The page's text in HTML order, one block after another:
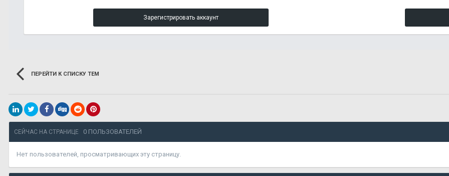
Зарегистрировать аккаунт
ПЕРЕЙТИ К СПИСКУ ТЕМ
СЕЙЧАС НА СТРАНИЦЕ 0 ПОЛЬЗОВАТЕЛЕЙ
Нет пользователей, просматривающих эту страницу.